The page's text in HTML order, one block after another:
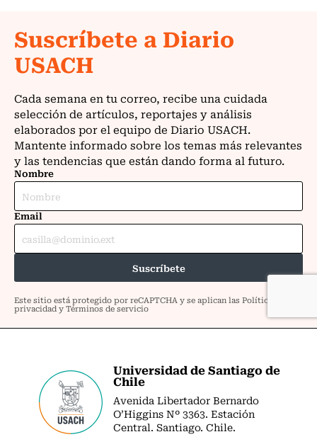
Universidad de Santiago de
Chile
Avenida Libertador Bernardo
O’Higgins Nº 3363. Estación
Central. Santiago. Chile.